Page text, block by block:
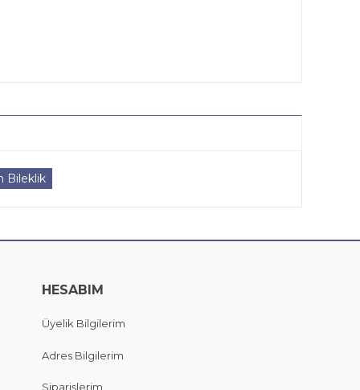
Bileklik
HESABIM
Üyelik Bilgilerim
Adres Bilgilerim
Siparişlerim